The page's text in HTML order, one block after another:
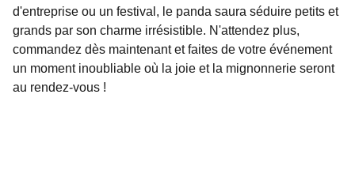
d'entreprise ou un festival, le panda saura séduire petits et
grands par son charme irrésistible. N'attendez plus,
commandez dès maintenant et faites de votre événement
un moment inoubliable où la joie et la mignonnerie seront
au rendez-vous !